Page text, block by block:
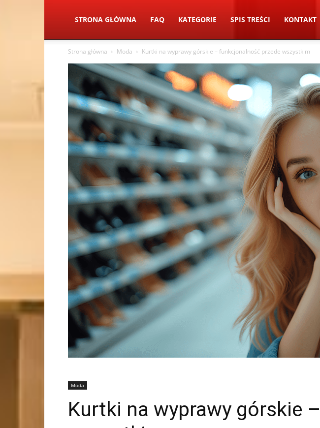
STRONA GŁÓWNA FAQ KATEGORIE SPIS TREŚCI KONTAKT
Strona główna Moda Kurtki na wyprawy górskie – funkcjonalność przede wszystkim
Moda
Kurtki na wyprawy górskie